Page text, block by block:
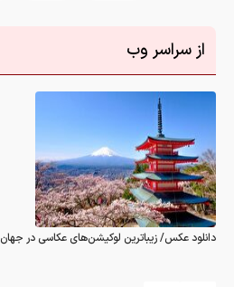
از سراسر وب
دانلود عکس/ زیباترین لوکیشن‌های عکاسی در جهان